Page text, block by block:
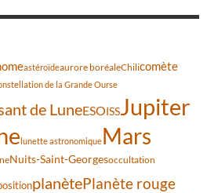
astéroïdeaurore boréaleChilicomète
de la Grande Ourse
de LuneESOISSJupiter
lunette astronomiqueMars
Nuits-Saint-Georgesoccultation
planètePlanète rouge